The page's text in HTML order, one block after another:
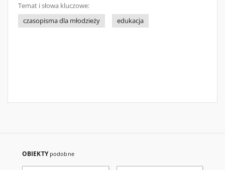
Temat i słowa kluczowe:
czasopisma dla młodzieży
edukacja
OBIEKTY podobne